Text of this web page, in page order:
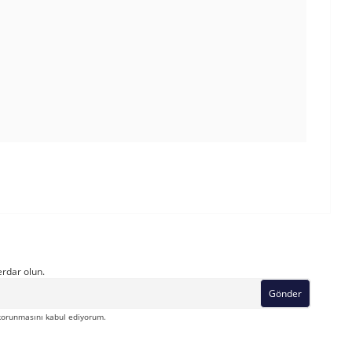
olun.
Gönder
kabul ediyorum.